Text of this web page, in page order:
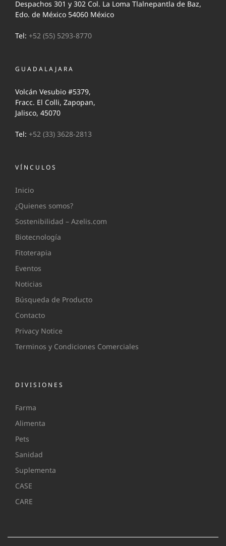
Despachos 301 y 302 Col. La Loma Tlalnepantla de Baz,
Edo. de México 54060 México
Tel: +52 (55) 5293-8770
GUADALAJARA
Volcán Vesubio #5379,
Fracc. El Colli, Zapopan,
Jalisco, 45070
Tel: +52 (33) 3628-2813
VÍNCULOS
Inicio
¿Quienes somos?
Sostenibilidad – Azelis.com
Biotecnología
Fitoterapia
Eventos
Noticias
Búsqueda de Producto
Contacto
Privacy Notice
Terminos y Condiciones Comerciales
DIVISIONES
Farma
Alimenta
Pets
Sanidad
Suplementa
CASE
CARE